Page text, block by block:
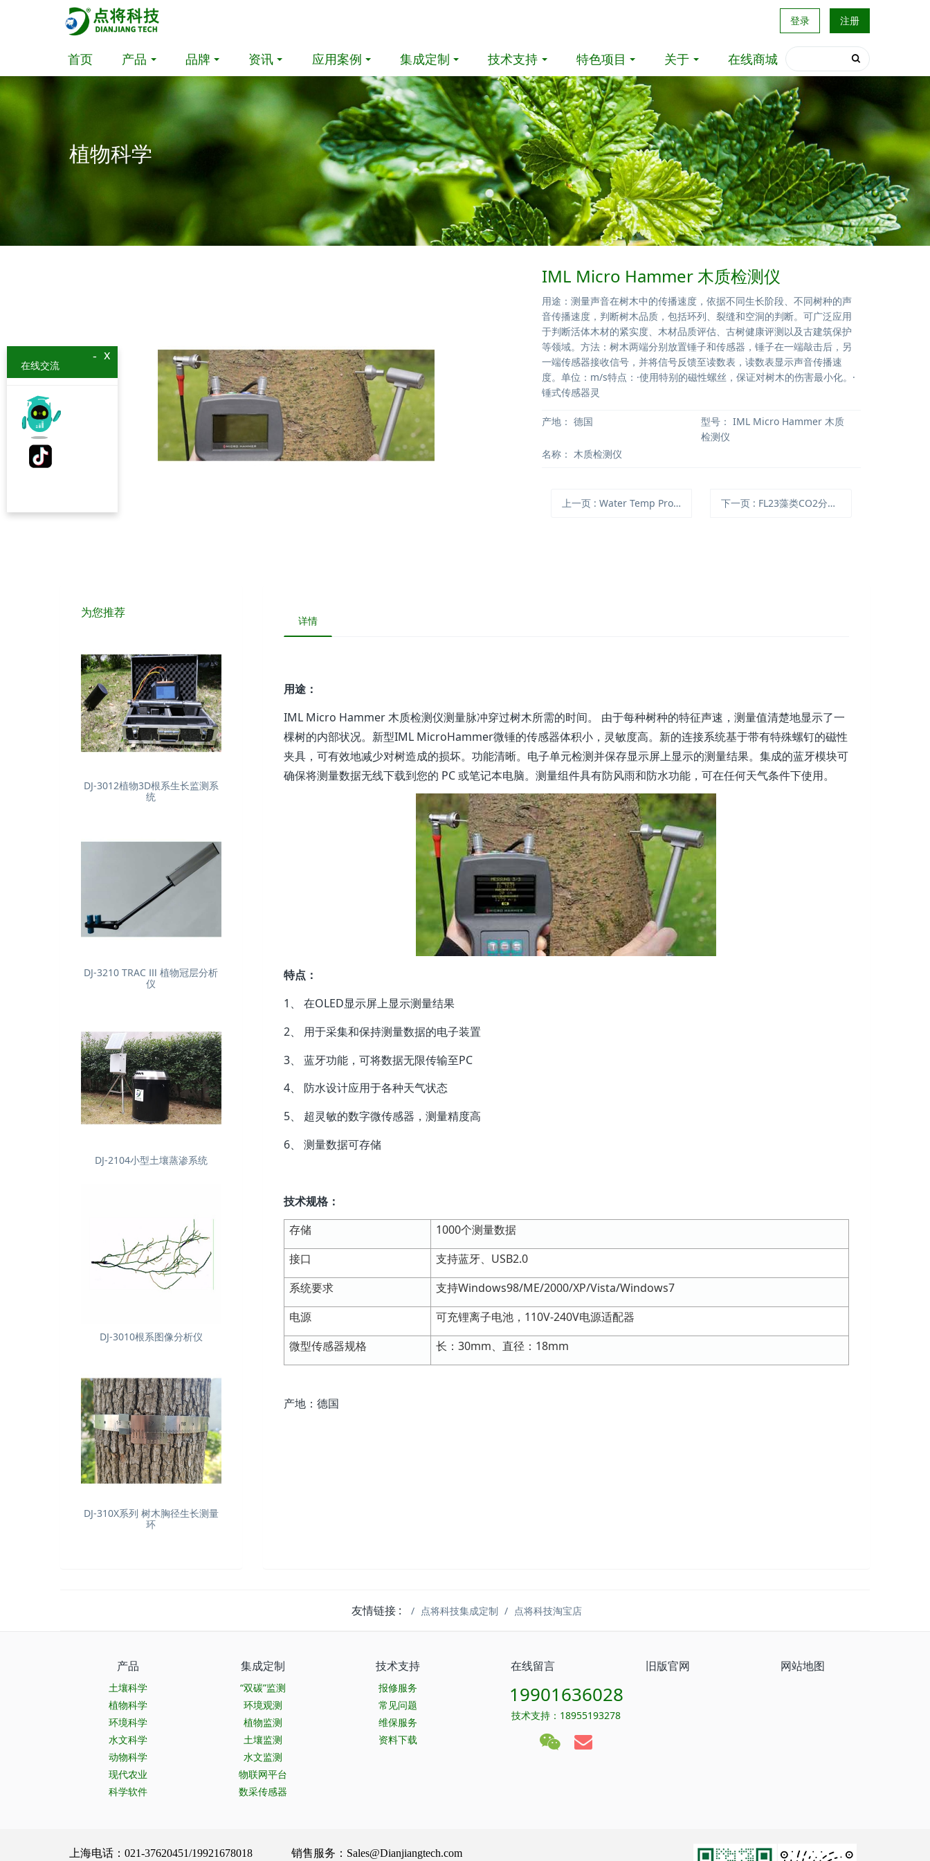
登录 注册
首页 产品 品牌 资讯 应用案例 集成定制 技术支持 特色项目 关于 在线商城
植物科学
IML Micro Hammer 木质检测仪
用途：测量声音在树木中的传播速度，依据不同生长阶段、不同树种的声
音传播速度，判断树木品质，包括环列、裂缝和空洞的判断。可广泛应用
于判断活体木材的紧实度、木材品质评估、古树健康评测以及古建筑保护
等领域。方法：树木两端分别放置锤子和传感器，锤子在一端敲击后，另
一端传感器接收信号，并将信号反馈至读数表，读数表显示声音传播速
度。单位：m/s特点：·使用特别的磁性螺丝，保证对树木的伤害最小化。·
锤式传感器灵
产地： 德国 型号： IML Micro Hammer 木质
检测仪
名称： 木质检测仪
上一页 : Water Temp Pro v2水温记录仪 下一页 : FL23藻类CO2分析仪
详情
用途：
IML Micro Hammer 木质检测仪测量脉冲穿过树木所需的时间。 由于每种树种的特征声速，测量值清楚地显示了一
棵树的内部状况。新型IML MicroHammer微锤的传感器体积小，灵敏度高。新的连接系统基于带有特殊螺钉的磁性
夹具，可有效地减少对树造成的损坏。功能清晰。电子单元检测并保存显示屏上显示的测量结果。集成的蓝牙模块可
确保将测量数据无线下载到您的 PC 或笔记本电脑。测量组件具有防风雨和防水功能，可在任何天气条件下使用。
特点：
1、 在OLED显示屏上显示测量结果
2、 用于采集和保持测量数据的电子装置
3、 蓝牙功能，可将数据无限传输至PC
4、 防水设计应用于各种天气状态
5、 超灵敏的数字微传感器，测量精度高
6、 测量数据可存储
技术规格：
存储
1000个测量数据
接口
支持蓝牙、USB2.0
系统要求
支持Windows98/ME/2000/XP/Vista/Windows7
电源
可充锂离子电池，110V-240V电源适配器
微型传感器规格
长：30mm、直径：18mm
产地：德国
为您推荐
DJ-3012植物3D根系生长监测系
统
DJ-3210 TRAC Ⅲ 植物冠层分析
仪
DJ-2104小型土壤蒸渗系统
DJ-3010根系图像分析仪
DJ-310X系列 树木胸径生长测量
环
友情链接 : 点将科技集成定制 点将科技淘宝店
产品
土壤科学
植物科学
环境科学
水文科学
动物科学
现代农业
科学软件
集成定制
“双碳”监测
环境观测
植物监测
土壤监测
水文监测
物联网平台
数采传感器
技术支持
报修服务
常见问题
维保服务
资料下载
在线留言 旧版官网 网站地图
19901636028
技术支持：18955193278
上海电话：021-37620451/19921678018 销售服务：Sales@Dianjiangtech.com
x
-
在线交流